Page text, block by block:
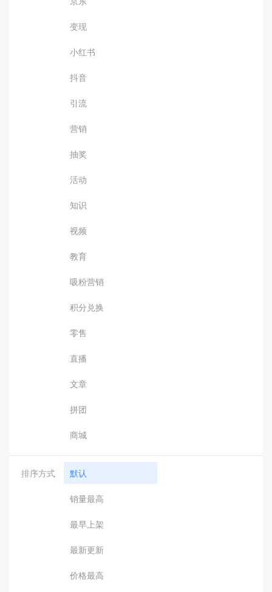
变现
小红书
抖音
引流
营销
抽奖
活动
知识
视频
教育
吸粉营销
积分兑换
零售
直播
文章
拼团
商城
排序方式 默认
销量最高
最早上架
最新更新
价格最高